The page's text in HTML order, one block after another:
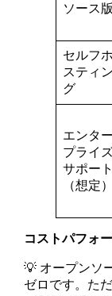
ソース版
セルフホ
スティン
グ
エンター
プライ
サポート
（想定）
コストパフォ
💡 オープンソ
ゼロです。た